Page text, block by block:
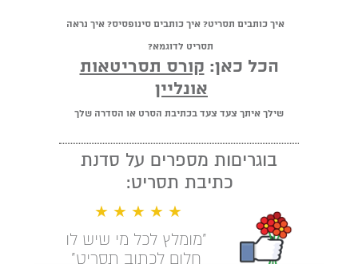
איך כותבים תסריט? איך כותבים סינופסיס? איך נראה
תסריט לדוגמא?
הכל כאן: קורס תסריטאות
אונליין
שילך איתך צעד צעד בכתיבת הסרט או הסדרה שלך
בוגריםות מספרים על סדנת
כתיבת תסריט:
★ ★ ★ ★ ★
"מומלץ לכל מי שיש לו
חלום לכתוב תסריט"